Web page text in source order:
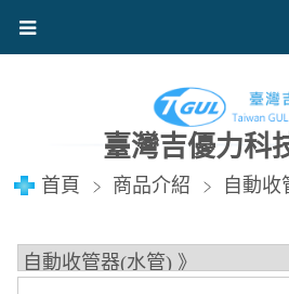
臺灣吉優力科
首頁 商品介紹 自動收